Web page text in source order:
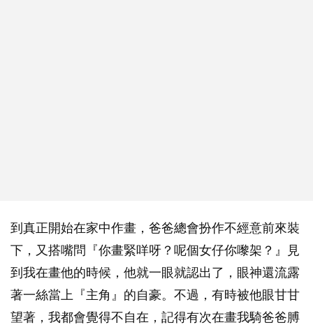
到真正開始在家中作畫，爸爸總會扮作不經意前來裝
下，又搭嘴問『你畫緊咩呀？呢個女仔你嚟架？』見
到我在畫他的時候，他就一眼就認出了，眼神還流露
著一絲當上『主角』的自豪。不過，有時被他眼甘甘
望著，我都會覺得不自在，記得有次在畫我騎爸爸膊